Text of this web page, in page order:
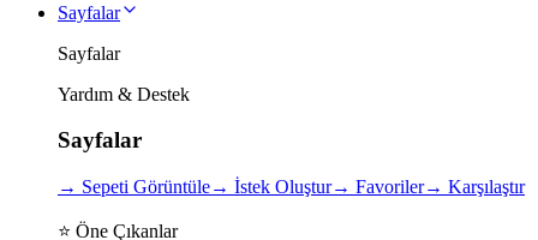
Sayfalar
Sayfalar
Yardım & Destek
Sayfalar
→ Sepeti Görüntüle→ İstek Oluştur→ Favoriler→ Karşılaştır
⭐ Öne Çıkanlar